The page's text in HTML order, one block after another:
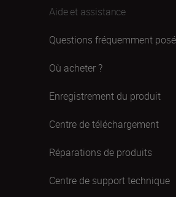
Aide et assistance
Questions fréquemment
Où acheter ?
Enregistrement du produit
Centre de téléchargement
Réparations de produits
Centre de support technique